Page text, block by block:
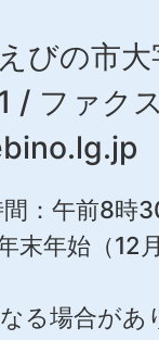
びの市大
/ ファ
：午前8時
末年始（12
る場合が